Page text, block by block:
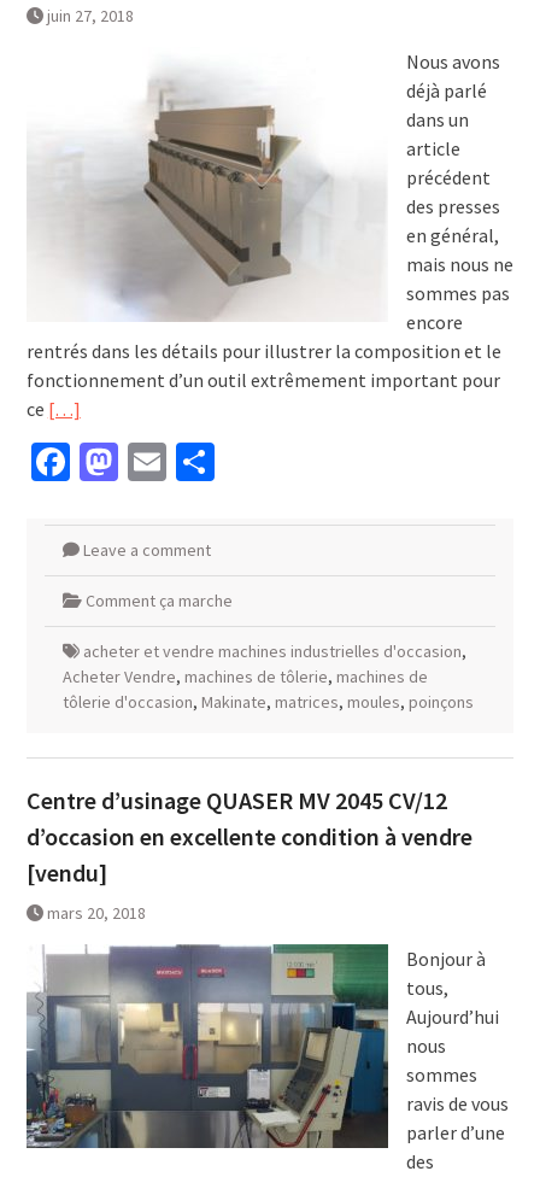
juin 27, 2018
Nous avons
déjà parlé
dans un
article
précédent
des presses
en général,
mais nous ne
sommes pas
encore
rentrés dans les détails pour illustrer la composition et le
fonctionnement d’un outil extrêmement important pour
ce […]
Facebook
Mastodon
EmailPartager
Leave a comment
Comment ça marche
acheter et vendre machines industrielles d'occasion,
Acheter Vendre, machines de tôlerie, machines de
tôlerie d'occasion, Makinate, matrices, moules, poinçons
Centre d’usinage QUASER MV 2045 CV/12
d’occasion en excellente condition à vendre
[vendu]
mars 20, 2018
Bonjour à
tous,
Aujourd’hui
nous
sommes
ravis de vous
parler d’une
des